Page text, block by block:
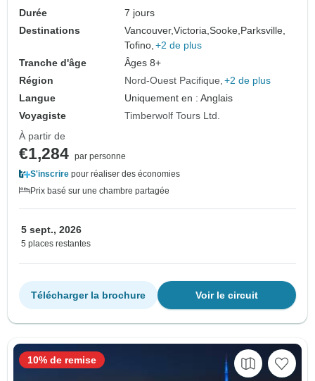
Durée
7 jours
Destinations
Vancouver,Victoria,Sooke, Parksville,
Tofino, +2 de plus
Tranche d'âge
Âges 8+
Région
Nord-Ouest Pacifique +2 de plus
Langue
Uniquement en : Anglais
Voyagiste
Timberwolf Tours Ltd.
À partir de
€1,284 par personne
S'inscrire pour réaliser des économies
Prix basé sur une chambre partagée
5 sept., 2026
5 places restantes
Voir le circuit
Télécharger la brochure
10% de remise